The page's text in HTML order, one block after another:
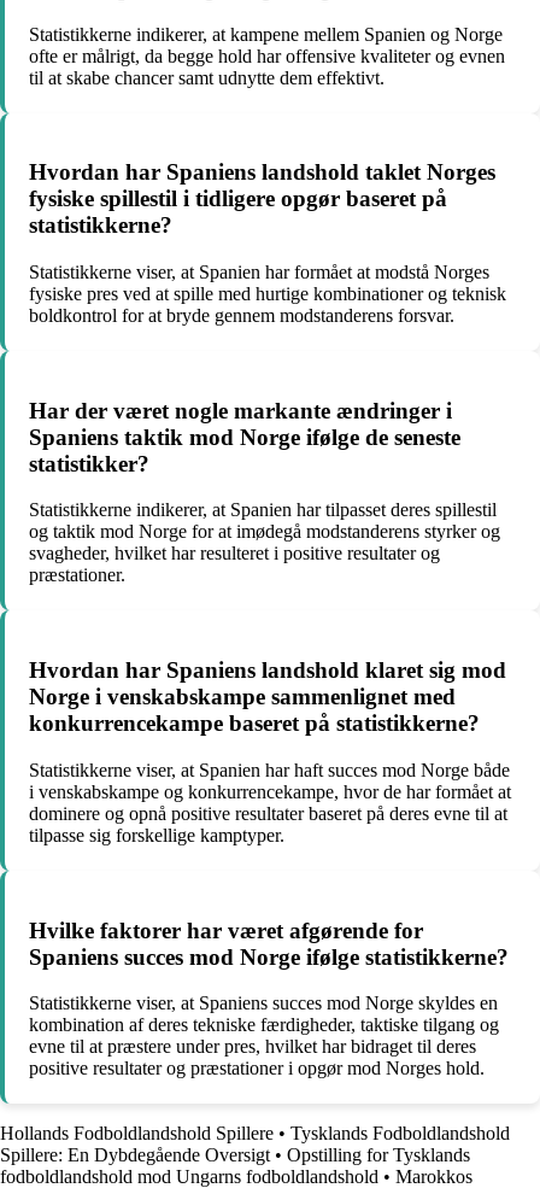
Statistikkerne indikerer, at kampene mellem Spanien og Norge
ofte er målrigt, da begge hold har offensive kvaliteter og evnen
til at skabe chancer samt udnytte dem effektivt.
Hvordan har Spaniens landshold taklet Norges
fysiske spillestil i tidligere opgør baseret på
statistikkerne?
Statistikkerne viser, at Spanien har formået at modstå Norges
fysiske pres ved at spille med hurtige kombinationer og teknisk
boldkontrol for at bryde gennem modstanderens forsvar.
Har der været nogle markante ændringer i
Spaniens taktik mod Norge ifølge de seneste
statistikker?
Statistikkerne indikerer, at Spanien har tilpasset deres spillestil
og taktik mod Norge for at imødegå modstanderens styrker og
svagheder, hvilket har resulteret i positive resultater og
præstationer.
Hvordan har Spaniens landshold klaret sig mod
Norge i venskabskampe sammenlignet med
konkurrencekampe baseret på statistikkerne?
Statistikkerne viser, at Spanien har haft succes mod Norge både
i venskabskampe og konkurrencekampe, hvor de har formået at
dominere og opnå positive resultater baseret på deres evne til at
tilpasse sig forskellige kamptyper.
Hvilke faktorer har været afgørende for
Spaniens succes mod Norge ifølge statistikkerne?
Statistikkerne viser, at Spaniens succes mod Norge skyldes en
kombination af deres tekniske færdigheder, taktiske tilgang og
evne til at præstere under pres, hvilket har bidraget til deres
positive resultater og præstationer i opgør mod Norges hold.
Hollands Fodboldlandshold Spillere • Tysklands Fodboldlandshold
Spillere: En Dybdegående Oversigt • Opstilling for Tysklands
fodboldlandshold mod Ungarns fodboldlandshold • Marokkos